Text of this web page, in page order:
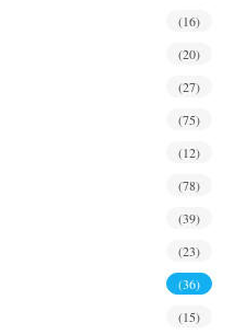
(16)
(20)
(27)
(75)
(12)
(78)
(39)
(23)
(36)
(15)